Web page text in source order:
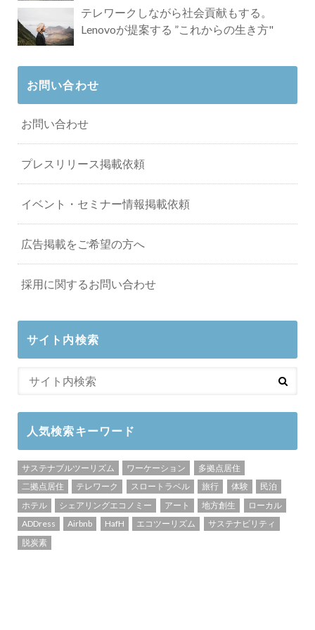
テレワークしながら社会貢献もする。
Lenovoが提案する ”これからの生き方"
お問い合わせ
お問い合わせ
プレスリリース掲載依頼
イベント・セミナー情報掲載依頼
広告掲載をご希望の方へ
採用に関するお問い合わせ
サイト内検索
人気検索キーワード
サステナブルツーリズム ワーケーション
多拠点居住
二拠点居住
テレワーク スロートラベル 旅行 体験
民泊
ホテル
シェアリングエコノミー アート 地方創生
ローカル
ADDress
Airbnb HafH エコツーリズム
サステナビリティ
脱炭素